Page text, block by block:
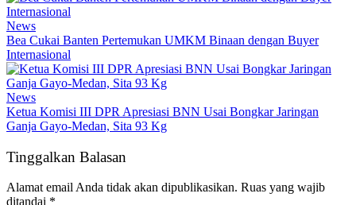
News
Bea Cukai Banten Pertemukan UMKM Binaan dengan Buyer
Internasional
News
Ketua Komisi III DPR Apresiasi BNN Usai Bongkar Jaringan
Ganja Gayo-Medan, Sita 93 Kg
Tinggalkan Balasan
Alamat email Anda tidak akan dipublikasikan. Ruas yang wajib
ditandai *